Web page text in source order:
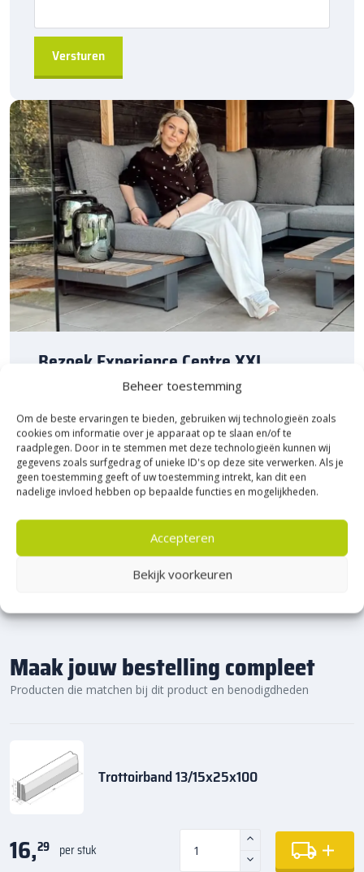
Beheer toestemming
Om de beste ervaringen te bieden, gebruiken wij technologieën zoals
cookies om informatie over je apparaat op te slaan en/of te
raadplegen. Door in te stemmen met deze technologieën kunnen wij
gegevens zoals surfgedrag of unieke ID's op deze site verwerken. Als je
geen toestemming geeft of uw toestemming intrekt, kan dit een
nadelige invloed hebben op bepaalde functies en mogelijkheden.
Accepteren
Bekijk voorkeuren
Direct leverbaar
Geschikt voor diverse toepassingen
grotere projecten
Bestel de Kijlstra trottoirband 13/15×25 hoekstuk 90
sierbestratingsmarkt.comen creëer een betrouwbare en
duurzame afscheiding voor uw bestratingsprojecten.
Bezoek Experience Centre XXL
Bijna het gehele Kijlstra assortiment vind je in het
prachtige Heerde.
★ 2.500m² Experience Centre XXL in Heerde!
Kom gezellig langs!
Maak jouw bestelling compleet
Producten die matchen bij dit product en benodigdheden
Trottoirband 13/15x25x100
16,29 per stuk